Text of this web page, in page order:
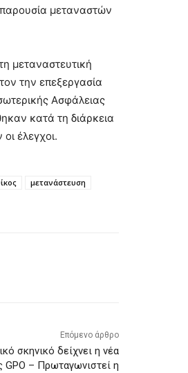
παρουσία μεταναστών
μεταναστευτική
την επεξεργασία
Ασφάλειας
κατά τη διάρκεια
έλεγχοι.
μετανάστευση
Επόμενο άρθρο
σκηνικό δείχνει η νέα
– Πρωταγωνιστεί η